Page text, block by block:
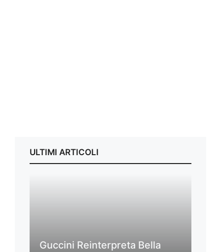
ULTIMI ARTICOLI
Guccini Reinterpreta Bella